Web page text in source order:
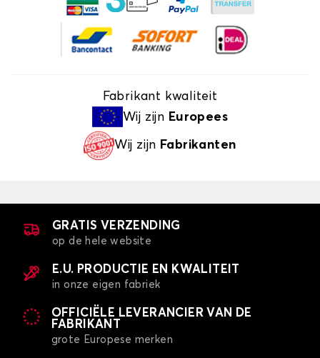
Fabrikant kwaliteit
Wij zijn Europees
Wij zijn Fabrikanten
GRATIS VERZENDING
op de hele website
E.U. PRODUCTIE EN KWALITEIT
in onze eigen fabriek
OFFICIËLE LEVERANCIER VAN DE
FABRIKANT
grote Europese merken